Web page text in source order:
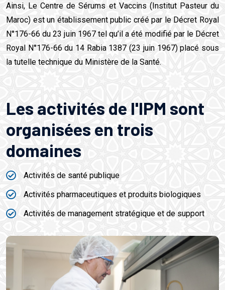
Ainsi, Le Centre de Sérums et Vaccins (Institut Pasteur du
Maroc) est un établissement public créé par le Décret Royal
N°176-66 du 23 juin 1967 tel qu’il a été modifié par le Décret
Royal N°176-66 du 14 Rabia 1387 (23 juin 1967) placé sous
la tutelle technique du Ministère de la Santé.
Les activités de l'lPM sont
organisées en trois
domaines
Activités de santé publique
Activités pharmaceutiques et produits biologiques
Activités de management stratégique et de support